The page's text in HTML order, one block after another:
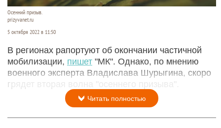
Осенний призыв.
prizyvanet.ru
5 октября 2022 в 11:50
В регионах рапортуют об окончании частичной
мобилизации, пишет "МК". Однако, по мнению
военного эксперта Владислава Шурыгина, скоро
грядет вторая волна "осеннего призыва".
Читать полностью